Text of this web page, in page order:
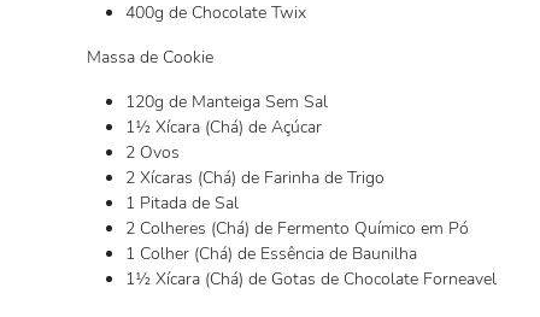
400g de Chocolate Twix
Massa de Cookie
120g de Manteiga Sem Sal
1½ Xícara (Chá) de Açúcar
2 Ovos
2 Xícaras (Chá) de Farinha de Trigo
1 Pitada de Sal
2 Colheres (Chá) de Fermento Químico em Pó
1 Colher (Chá) de Essência de Baunilha
1½ Xícara (Chá) de Gotas de Chocolate Forneavel